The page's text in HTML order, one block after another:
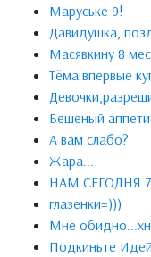
Маруське 9!
Давидушка,
Масявкину 8
Тёма впервые
Бешеный
А вам слабо?
Жара...
НАМ СЕГОДНЯ
глазенки=)))
Мне
Подкиньте